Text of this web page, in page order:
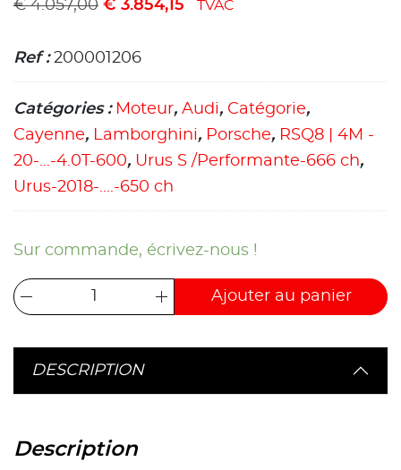
€4.057,00 € 3.854,15 TVAC
Ref :200001206
Catégories : Moteur, Audi, Catégorie,
Cayenne, Lamborghini, Porsche, RSQ8 | 4M -
20-...-4.0T-600, Urus S /Performante-666 ch,
Urus-2018-....-650 ch
Sur commande, écrivez-nous !
Ajouter au panier
DESCRIPTION
Description